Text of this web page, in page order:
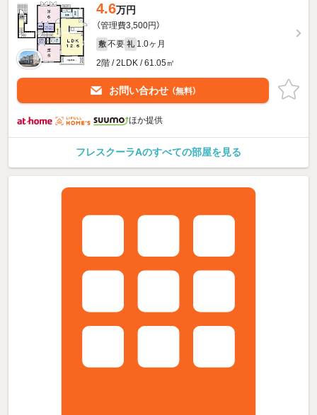
4.6万円
（管理費3,500円）
敷 不要 礼 1.0ヶ月
2階 / 2LDK / 61.05㎡
お問い合わせ （無料）
ほか提供
フレスクーラAのすべての部屋を見る